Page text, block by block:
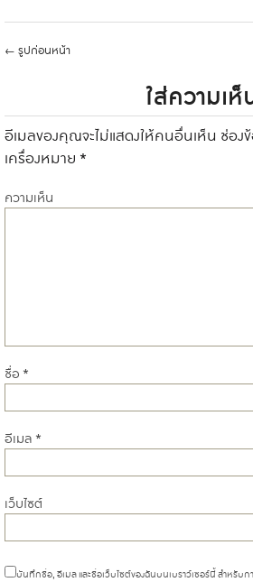
← รูปก่อนหน้า
ใส่ความเห็
อีเมลของคุณจะไม่แสดงให้คนอื่นเห็น ช่อง
เครื่องหมาย *
ความเห็น
ชื่อ *
อีเมล *
เว็บไซต์
บันทึกชื่อ, อีเมล และชื่อเว็บไซต์ของฉันบนเบราว์เซอร์นี้ สำหรับก